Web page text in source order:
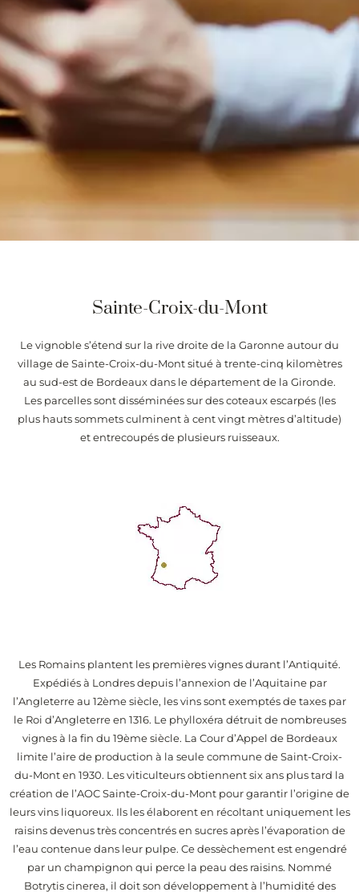
Sainte-Croix-du-Mont
Le vignoble s’étend sur la rive droite de la Garonne autour du
village de Sainte-Croix-du-Mont situé à trente-cinq kilomètres
au sud-est de Bordeaux dans le département de la Gironde.
Les parcelles sont disséminées sur des coteaux escarpés (les
plus hauts sommets culminent à cent vingt mètres d’altitude)
et entrecoupés de plusieurs ruisseaux.
Les Romains plantent les premières vignes durant l’Antiquité.
Expédiés à Londres depuis l’annexion de l’Aquitaine par
l’Angleterre au 12ème siècle, les vins sont exemptés de taxes par
le Roi d’Angleterre en 1316. Le phylloxéra détruit de nombreuses
vignes à la fin du 19ème siècle. La Cour d’Appel de Bordeaux
limite l’aire de production à la seule commune de Saint-Croix-
du-Mont en 1930. Les viticulteurs obtiennent six ans plus tard la
création de l’AOC Sainte-Croix-du-Mont pour garantir l’origine de
leurs vins liquoreux. Ils les élaborent en récoltant uniquement les
raisins devenus très concentrés en sucres après l’évaporation de
l’eau contenue dans leur pulpe. Ce dessèchement est engendré
par un champignon qui perce la peau des raisins. Nommé
Botrytis cinerea, il doit son développement à l’humidité des